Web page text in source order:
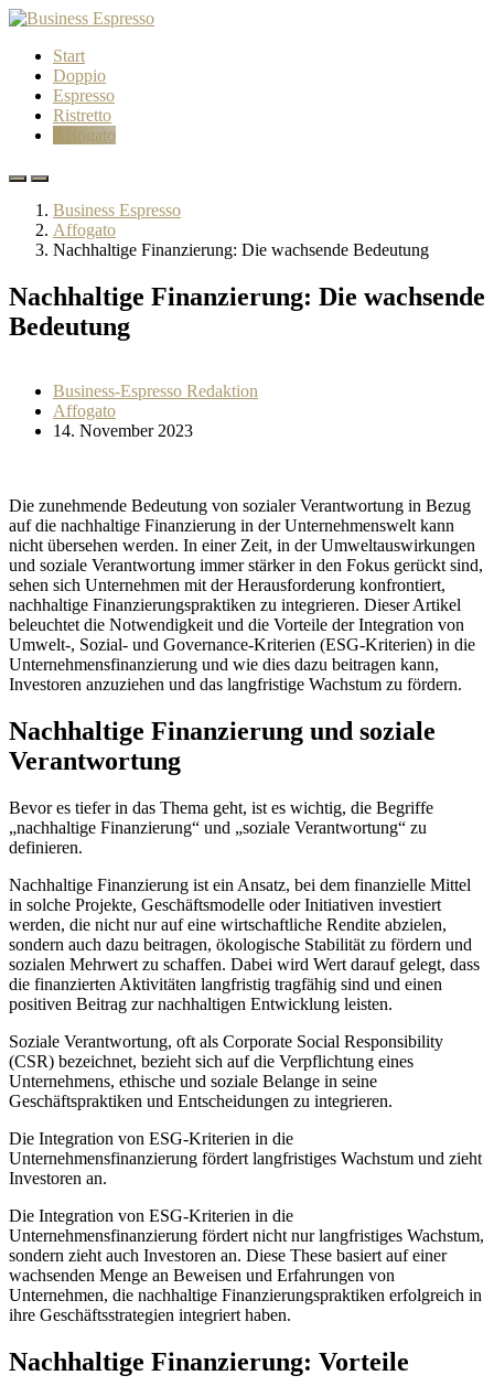
Start
Doppio
Espresso
Ristretto
Affogato
Business Espresso
Affogato
Nachhaltige Finanzierung: Die wachsende Bedeutung
Nachhaltige Finanzierung: Die wachsende
Bedeutung
Business-Espresso Redaktion
Affogato
14. November 2023
Die zunehmende Bedeutung von sozialer Verantwortung in Bezug
auf die nachhaltige Finanzierung in der Unternehmenswelt kann
nicht übersehen werden. In einer Zeit, in der Umweltauswirkungen
und soziale Verantwortung immer stärker in den Fokus gerückt sind,
sehen sich Unternehmen mit der Herausforderung konfrontiert,
nachhaltige Finanzierungspraktiken zu integrieren. Dieser Artikel
beleuchtet die Notwendigkeit und die Vorteile der Integration von
Umwelt-, Sozial- und Governance-Kriterien (ESG-Kriterien) in die
Unternehmensfinanzierung und wie dies dazu beitragen kann,
Investoren anzuziehen und das langfristige Wachstum zu fördern.
Nachhaltige Finanzierung und soziale
Verantwortung
Bevor es tiefer in das Thema geht, ist es wichtig, die Begriffe
„nachhaltige Finanzierung“ und „soziale Verantwortung“ zu
definieren.
Nachhaltige Finanzierung ist ein Ansatz, bei dem finanzielle Mittel
in solche Projekte, Geschäftsmodelle oder Initiativen investiert
werden, die nicht nur auf eine wirtschaftliche Rendite abzielen,
sondern auch dazu beitragen, ökologische Stabilität zu fördern und
sozialen Mehrwert zu schaffen. Dabei wird Wert darauf gelegt, dass
die finanzierten Aktivitäten langfristig tragfähig sind und einen
positiven Beitrag zur nachhaltigen Entwicklung leisten.
Soziale Verantwortung, oft als Corporate Social Responsibility
(CSR) bezeichnet, bezieht sich auf die Verpflichtung eines
Unternehmens, ethische und soziale Belange in seine
Geschäftspraktiken und Entscheidungen zu integrieren.
Die Integration von ESG-Kriterien in die
Unternehmensfinanzierung fördert langfristiges Wachstum und zieht
Investoren an.
Die Integration von ESG-Kriterien in die
Unternehmensfinanzierung fördert nicht nur langfristiges Wachstum,
sondern zieht auch Investoren an. Diese These basiert auf einer
wachsenden Menge an Beweisen und Erfahrungen von
Unternehmen, die nachhaltige Finanzierungspraktiken erfolgreich in
ihre Geschäftsstrategien integriert haben.
Nachhaltige Finanzierung: Vorteile